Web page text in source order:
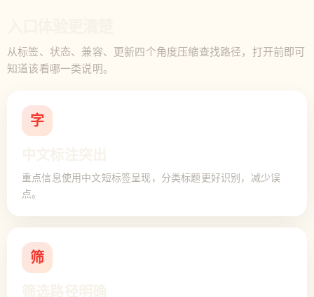
从标签、状态、兼容、更新四个角度压缩查找路径，打开前即可
知道该看哪一类说明。
字
重点信息使用中文短标签呈现，分类标题更好识别，减少误
点。
筛